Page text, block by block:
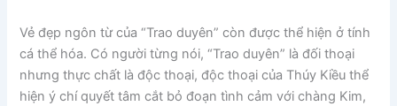
Vẻ đẹp ngôn từ của “Trao duyên” còn được thể hiện ở tính
cá thể hóa. Có người từng nói, “Trao duyên” là đối thoại
nhưng thực chất là độc thoại, độc thoại của Thúy Kiều thể
hiện ý chí quyết tâm cắt bỏ đoạn tình cảm với chàng Kim,